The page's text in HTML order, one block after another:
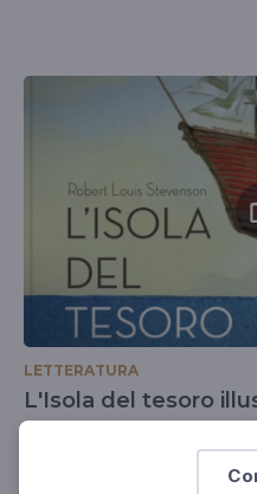
LETTERATURA
L'Isola del tesoro